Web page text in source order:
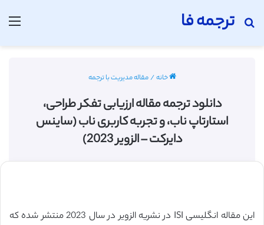
ترجمه فا
جستجو برای
خانه/مقاله مدیریت با ترجمه
دانلود ترجمه مقاله ارزیابی تفکر طراحی،
استارتاپ ناب، و تجربه کاربری ناب (ساینس
دایرکت – الزویر 2023)
این مقاله انگلیسی ISI در نشریه الزویر در سال 2023 منتشر شده که